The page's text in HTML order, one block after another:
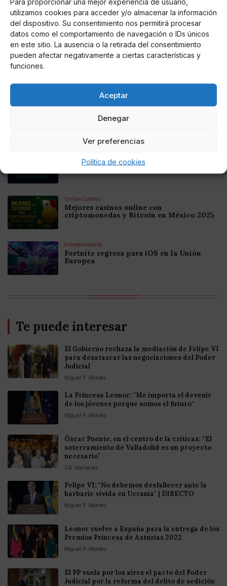
utilizamos cookies para acceder y/o almacenar la información
del dispositivo. Su consentimiento nos permitirá procesar
datos como el comportamiento de navegación o IDs únicos
en este sitio. La ausencia o la retirada del consentimiento
pueden afectar negativamente a ciertas características y
funciones.
Aceptar
Denegar
Ver preferencias
Política de cookies
AUTOR
Edurne García Ordóñez
Noticias relacionadas
Online Casino
Mejores Cripto Casinos Online en
Colombia 2025: Bitcoin Casinos
Mejores Casinos Online con Bitcoin y
Online Casino
Mejores casinos online con
criptomonedas y Bitcoin en México 2025
Entretenimiento
Fortnite regresa para iOS en la Unión
Europea
Te puede interesar
El Gobierno rechaza la mediación de Felipe VI
para desatascar las negociaciones del Poder
Judicial
Miguel P. Montes
La Princesa Leonor: "Me importa el devenir
de los jóvenes porque somos el futuro"
Miguel P. Montes
Óscar Puente, en el centro de la críticas: “El
soterramiento de Valladolid es un proyecto
necesario"
GA. Mañanes
Felipe VI: "No debemos desfallecer ante la
barbarie vivida en Ucrania" | DIRECTO
Miguel P. Montes
Leonor vuelve a España para la entrega de los
Premios Princesa de Asturias 2022
Miguel P. Montes
El PP vuela por los aires el pacto del Poder
Judicial por la reforma del delito de sedición